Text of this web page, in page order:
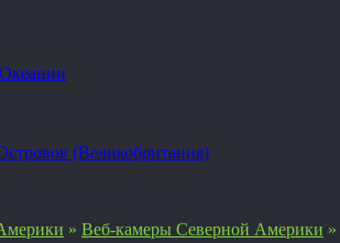
(Великобритания)
» Веб-камеры Северной Америки »